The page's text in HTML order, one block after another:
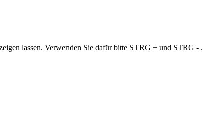
lassen. Verwenden Sie dafür bitte STRG + und STRG - .